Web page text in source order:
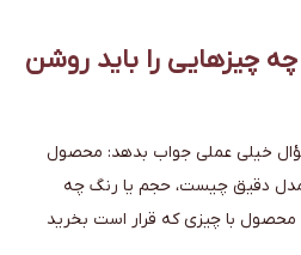
را باید روشن
خیلی عملی جواب بدهد: محصول
مدل دقیق چیست، حجم یا رنگ چه
محصول با چیزی که قرار است بخرید